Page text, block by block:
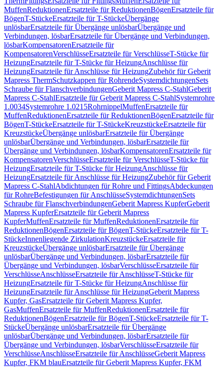
MuffenReduktionenErsatzteile für ReduktionenBögenErsatzteile für
BögenT-StückeErsatzteile für T-StückeÜbergänge
unlösbarErsatzteile für Übergänge unlösbarÜbergänge und
Verbindungen, lösbarErsatzteile für Übergänge und Verbindungen,
lösbarKompensatorenErsatzteile für
KompensatorenVerschlüsseErsatzteile für VerschlüsseT-Stücke für
HeizungErsatzteile für T-Stücke für HeizungAnschlüsse für
HeizungErsatzteile für Anschlüsse für HeizungZubehör für Geberit
Mapress ThermSchutzkappen für RohrendeSystemdichtungenSets
Schraube für FlanschverbindungenGeberit Mapress C-StahlGeberit
Mapress C-StahlErsatzteile für Geberit Mapress C-StahlSystemrohre
1.0034Systemrohre 1.0215RohrnippelMuffenErsatzteile für
MuffenReduktionenErsatzteile für ReduktionenBögenErsatzteile für
BögenT-StückeErsatzteile für T-StückeKreuzstückeErsatzteile für
KreuzstückeÜbergänge unlösbarErsatzteile für Übergänge
unlösbarÜbergänge und Verbindungen, lösbarErsatzteile für
Übergänge und Verbindungen, lösbarKompensatorenErsatzteile für
KompensatorenVerschlüsseErsatzteile für VerschlüsseT-Stücke für
HeizungErsatzteile für T-Stücke für HeizungAnschlüsse für
HeizungErsatzteile für Anschlüsse für HeizungZubehör für Geberit
Mapress C-StahlAbdichtungen für Rohre und FittingsAbdeckungen
für RohreBefestigungen für AnschlüsseSystemdichtungenSets
Schraube für FlanschverbindungenGeberit Mapress KupferGeberit
Mapress KupferErsatzteile für Geberit Mapress
KupferMuffenErsatzteile für MuffenReduktionenErsatzteile für
ReduktionenBögenErsatzteile für BögenT-StückeErsatzteile für T-
StückeInnenliegende ZirkulationKreuzstückeErsatzteile für
KreuzstückeÜbergänge unlösbarErsatzteile für Übergänge
unlösbarÜbergänge und Verbindungen, lösbarErsatzteile für
Übergänge und Verbindungen, lösbarVerschlüsseErsatzteile für
VerschlüsseAnschlüsseErsatzteile für AnschlüsseT-Stücke für
HeizungErsatzteile für T-Stücke für HeizungAnschlüsse für
HeizungErsatzteile für Anschlüsse für HeizungGeberit Mapress
Kupfer, GasErsatzteile für Geberit Mapress Kupfer,
GasMuffenErsatzteile für MuffenReduktionenErsatzteile für
ReduktionenBögenErsatzteile für BögenT-StückeErsatzteile für T-
StückeÜbergänge unlösbarErsatzteile für Übergänge
unlösbarÜbergänge und Verbindungen, lösbarErsatzteile für
Übergänge und Verbindungen, lösbarVerschlüsseErsatzteile für
VerschlüsseAnschlüsseErsatzteile für AnschlüsseGeberit Mapress
Kupfer, FKM blauErsatzteile für Geberit Mapress Kupfer, FKM